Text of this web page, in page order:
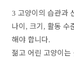
3 고양이의 습관과
나이, 크기, 활동 수
해야 합니다.
젊고 어린 고양이는